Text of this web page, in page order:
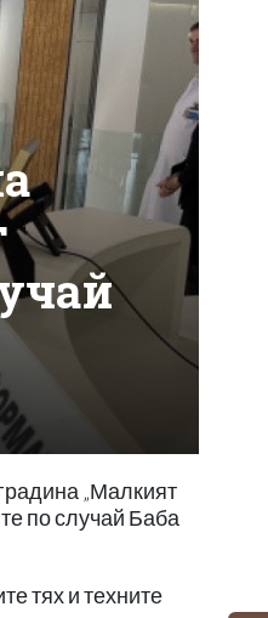
„Малкият
по случай Баба
тях и техните